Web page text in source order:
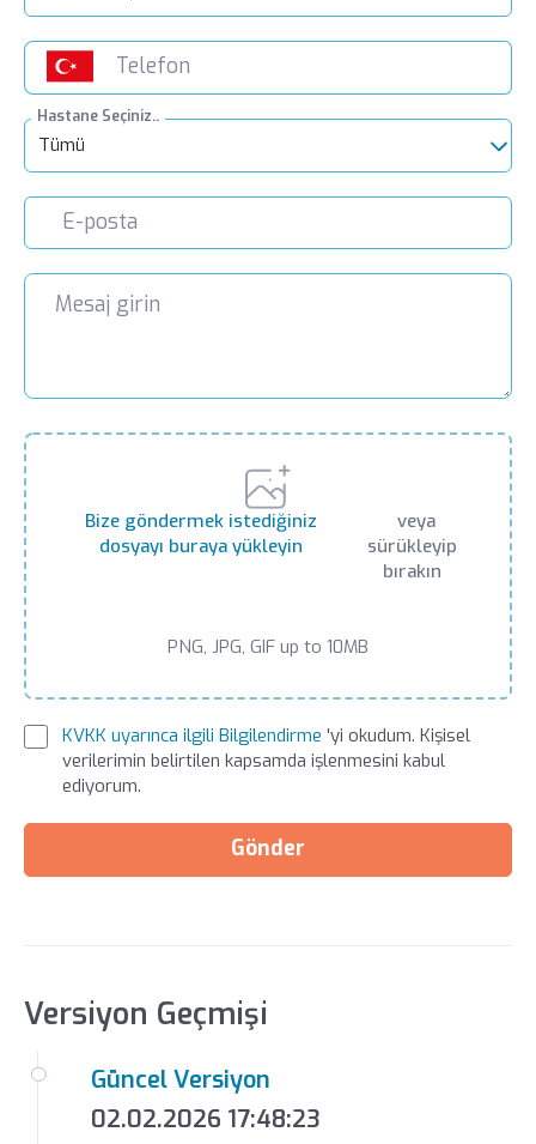
Hastane Seçiniz..
Tümü
Bize göndermek istediğiniz
dosyayı buraya yükleyin
veya
sürükleyip
bırakın
PNG, JPG, GIF up to 10MB
KVKK uyarınca ilgili Bilgilendirme 'yi okudum. Kişisel
verilerimin belirtilen kapsamda işlenmesini kabul
ediyorum.
Gönder
Versiyon Geçmişi
Güncel Versiyon
02.02.2026 17:48:23